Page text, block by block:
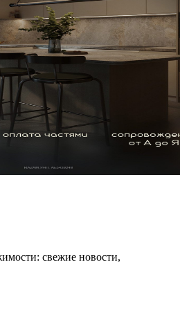
свежие новости,